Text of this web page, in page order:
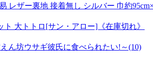
レザー裏地 接着無し シルバー 巾約
大トトロ[サン・アロー]《在庫切れ》
ん坊ウサギ彼氏に食べられたい!～(10)